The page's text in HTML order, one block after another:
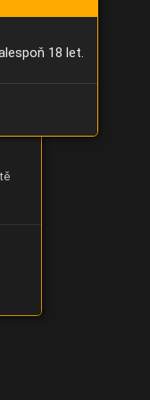
18 let.